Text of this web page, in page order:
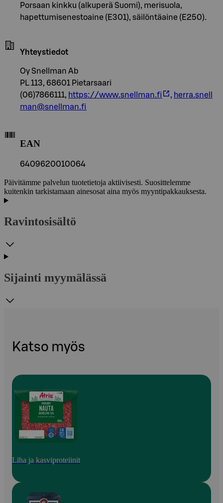
Porsaan kinkku (alkuperä Suomi), merisuola,
hapettumisenestoaine (E301), säilöntäaine (E250).
Yhteystiedot
Oy Snellman Ab
PL 113, 68601 Pietarsaari
(06)7866111, https://www.snellman.fi , herra.snell
man@snellman.fi
EAN
6409620010064
Päivitämme palvelun tuotetietoja aktiivisesti. Suosittelemme
kuitenkin tarkistamaan ainesosat aina myös myyntipakkauksesta.
Ravintosisältö
Sijainti myymälässä
Katso myös
Liha ja kasviproteiinit